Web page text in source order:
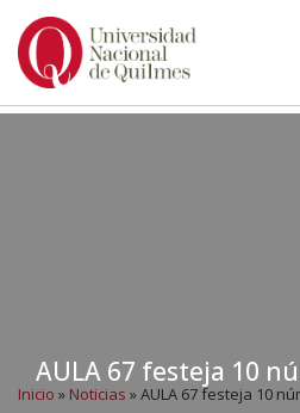
Ir
AULA 67 festeja 10
Inicio » Noticias »AULA 67 festeja 10